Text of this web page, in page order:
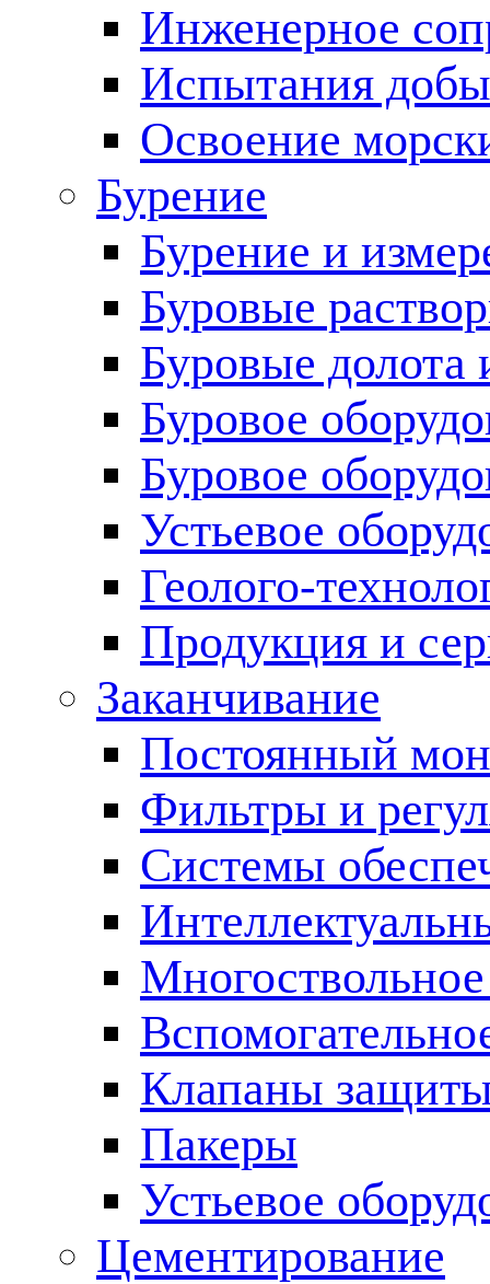
Инженерное
Испытания
Освоение
Бурение
Бурение и
Буровые
Буровые долота
Буровое
Буровое
Устьевое
Геолого-
Продукция и
Заканчивание
Постоянный
Фильтры и
Cистемы
Клапаны
Пакеры
Устьевое
Цементирование